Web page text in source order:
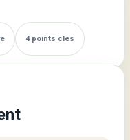
4 points cles